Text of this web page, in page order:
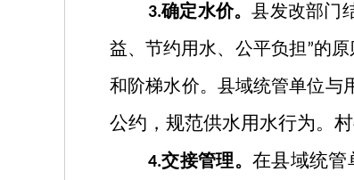
3.确定水价。县发改部门
益、节约用水、公平负担”的
和阶梯水价。县域统管单位与
公约，规范供水用水行为。
4.交接管理。 在县域统管